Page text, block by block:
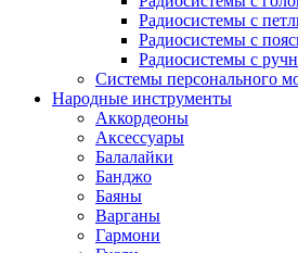
Радиосистемы с
Радиосистемы с
Радиосистемы с
Системы персонального
Народные инструменты
Аккордеоны
Аксессуары
Балалайки
Банджо
Баяны
Варганы
Гармони